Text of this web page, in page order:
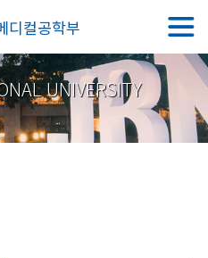
디컬공학부
UNIVERSITY